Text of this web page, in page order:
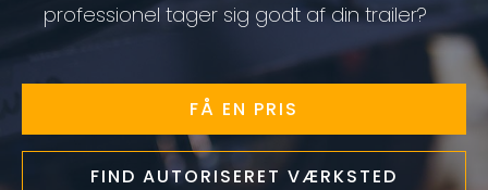
professionel tager sig godt af din trailer?
FÅ EN PRIS
FIND AUTORISERET VÆRKSTED